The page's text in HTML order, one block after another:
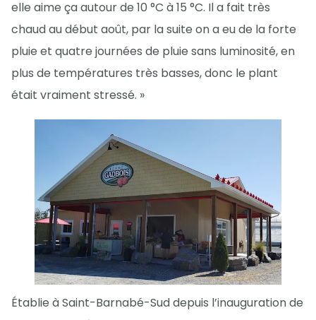
elle aime ça autour de 10 °C à 15 °C. Il a fait très
chaud au début août, par la suite on a eu de la forte
pluie et quatre journées de pluie sans luminosité, en
plus de températures très basses, donc le plant
était vraiment stressé. »
Établie à Saint-Barnabé-Sud depuis l’inauguration de